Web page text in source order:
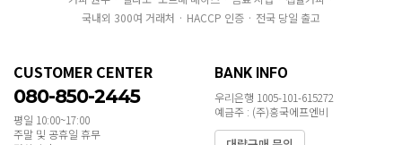
국내외 300여 거래처 · HACCP 인증 · 전국 당일 출고
CUSTOMER CENTER
080-850-2445
평일 10:00~17:00
주말 및 공휴일 휴무
BANK INFO
우리은행 1005-101-615272
예금주 : (주)흥국에프엔비